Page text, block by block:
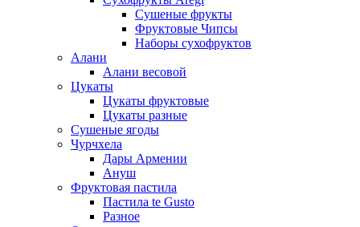
Сушеные фрукты
Фруктовые Чипсы
Наборы сухофруктов
Алани
Алани весовой
Цукаты
Цукаты фруктовые
Цукаты разные
Сушеные ягоды
Чурчхела
Дары Армении
Ануш
Фруктовая пастила
Пастила te Gusto
Разное